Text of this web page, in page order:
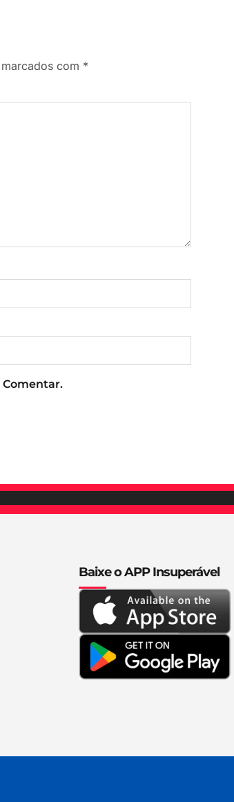
com *
Comentar.
Baixe o APP Insuperável